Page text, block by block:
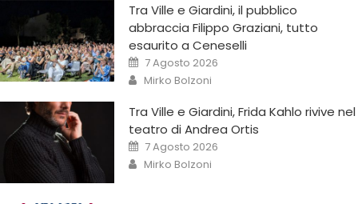
Tra Ville e Giardini, il pubblico
abbraccia Filippo Graziani, tutto
esaurito a Ceneselli
7 Agosto 2026
Mirko Bolzoni
Tra Ville e Giardini, Frida Kahlo rivive nel
teatro di Andrea Ortis
7 Agosto 2026
Mirko Bolzoni